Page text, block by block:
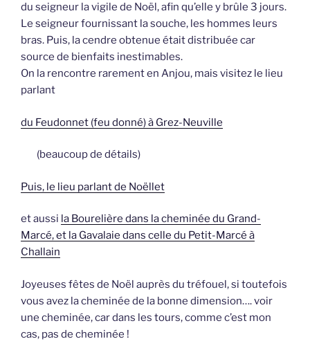
du seigneur la vigile de Noël, afin qu’elle y brûle 3 jours.
Le seigneur fournissant la souche, les hommes leurs
bras. Puis, la cendre obtenue était distribuée car
source de bienfaits inestimables.
On la rencontre rarement en Anjou, mais visitez le lieu
parlant
du Feudonnet (feu donné) à Grez-Neuville
(beaucoup de détails)
Puis, le lieu parlant de Noëllet
et aussi la Bourelière dans la cheminée du Grand-
Marcé, et la Gavalaie dans celle du Petit-Marcé à
Challain
Joyeuses fêtes de Noël auprès du tréfouel, si toutefois
vous avez la cheminée de la bonne dimension…. voir
une cheminée, car dans les tours, comme c’est mon
cas, pas de cheminée !